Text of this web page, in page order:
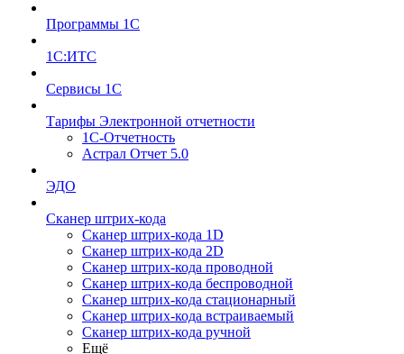
Программы 1С
1С:ИТС
Сервисы 1С
Тарифы Электронной отчетности
1С-Отчетность
Астрал Отчет 5.0
ЭДО
Сканер штрих-кода
Сканер штрих-кода 1D
Сканер штрих-кода 2D
Сканер штрих-кода проводной
Сканер штрих-кода беспроводной
Сканер штрих-кода стационарный
Сканер штрих-кода встраиваемый
Сканер штрих-кода ручной
Ещё